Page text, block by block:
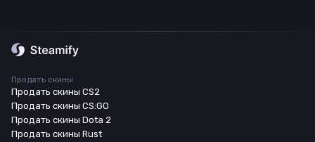
Продать скины
Продать скины CS2
Продать скины CS:GO
Продать скины Dota 2
Продать скины Rust